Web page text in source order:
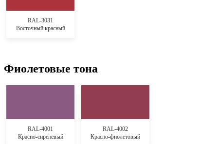
RAL-3031
Восточный красный
Фиолетовые тона
RAL-4001
Красно-сиреневый
RAL-4002
Красно-фиолетовый